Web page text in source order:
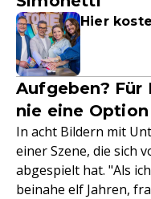
Hier
Aufgeben? Für
nie eine Option
In acht Bildern mit
einer Szene, die sich
abgespielt hat. "Als
beinahe elf Jahren,